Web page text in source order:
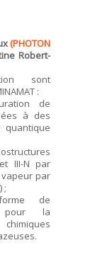
(PHOTON
Robert-
sont
:
de
à des
quantique
III-N par
par
;
de
pour la